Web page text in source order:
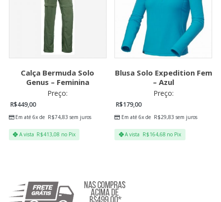
Calça Bermuda Solo
Genus – Feminina
Preço:
R$449,00
Em até 6x de R$74,83 sem juros
A vista R$413,08 no Pix
Blusa Solo Expedition Fem
– Azul
Preço:
R$179,00
Em até 6x de R$29,83 sem juros
A vista R$164,68 no Pix